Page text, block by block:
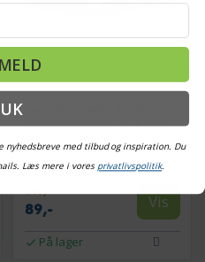
PRIVILEGE
89,- Vis
På lager
med tilbud og inspiration. Du
Læs mere i vores privatlivspolitik.